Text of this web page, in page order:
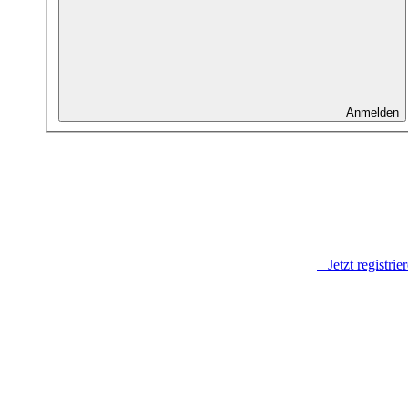
Anmelden
Jetzt